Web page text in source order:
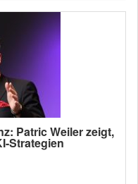
Patric Weiler zeigt,
Strategien